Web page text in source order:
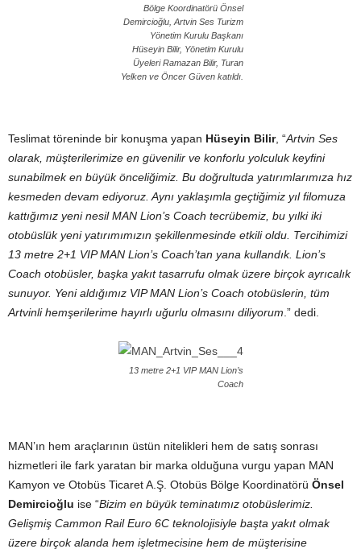
Bölge Koordinatörü Önsel
Demircioğlu, Artvin Ses Turizm
Yönetim Kurulu Başkanı
Hüseyin Bilir, Yönetim Kurulu
Üyeleri Ramazan Bilir, Turan
Yelken ve Öncer Güven katıldı.
Teslimat töreninde bir konuşma yapan Hüseyin Bilir, “Artvin Ses
olarak, müşterilerimize en güvenilir ve konforlu yolculuk keyfini
sunabilmek en büyük önceliğimiz. Bu doğrultuda yatırımlarımıza hız
kesmeden devam ediyoruz. Aynı yaklaşımla geçtiğimiz yıl filomuza
kattığımız yeni nesil MAN Lion’s Coach tecrübemiz, bu yılki iki
otobüslük yeni yatırımımızın şekillenmesinde etkili oldu. Tercihimizi
13 metre 2+1 VIP MAN Lion’s Coach’tan yana kullandık. Lion’s
Coach otobüsler, başka yakıt tasarrufu olmak üzere birçok ayrıcalık
sunuyor. Yeni aldığımız VIP MAN Lion’s Coach otobüslerin, tüm
Artvinli hemşerilerime hayırlı uğurlu olmasını diliyorum .” dedi.
13 metre 2+1 VIP MAN Lion’s
Coach
MAN’ın hem araçlarının üstün nitelikleri hem de satış sonrası
hizmetleri ile fark yaratan bir marka olduğuna vurgu yapan MAN
Kamyon ve Otobüs Ticaret A.Ş. Otobüs Bölge Koordinatörü Önsel
Demircioğlu ise “Bizim en büyük teminatımız otobüslerimiz.
Gelişmiş Cammon Rail Euro 6C teknolojisiyle başta yakıt olmak
üzere birçok alanda hem işletmecisine hem de müşterisine